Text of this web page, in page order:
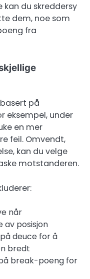
kan du skreddersy
dem, noe som
fra
på
eksempel, under
en mer
feil. Omvendt,
kan du velge
motstanderen.
når
av posisjon
deuce for å
bredt
break-poeng for